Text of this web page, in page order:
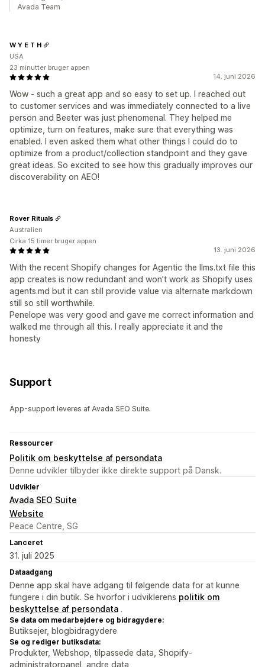
Avada Team
14. juni 2026
Wow - such a great app and so easy to set up. I reached out
to customer services and was immediately connected to a live
person and Beeter was just phenomenal. They helped me
optimize, turn on features, make sure that everything was
enabled. I even asked them what other things I could do to
optimize from a product/collection standpoint and they gave
great ideas. So excited to see how this gradually improves our
discoverability on AEO!
W Y E T H
USA
23 minutter bruger appen
13. juni 2026
With the recent Shopify changes for Agentic the llms.txt file this
app creates is now redundant and won’t work as Shopify uses
agents.md but it can still provide value via alternate markdown
still so still worthwhile.
Penelope was very good and gave me correct information and
walked me through all this. I really appreciate it and the
honesty
Rover Rituals
Australien
Cirka 15 timer bruger appen
Support
App-support leveres af Avada SEO Suite.
Ressourcer
Politik om beskyttelse af persondata
Denne udvikler tilbyder ikke direkte support på Dansk.
Udvikler
Avada SEO Suite
Website
Peace Centre, SG
Lanceret
31. juli 2025
Dataadgang
Denne app skal have adgang til følgende data for at kunne
fungere i din butik. Se hvorfor i udviklerens politik om
beskyttelse af persondata .
Se data om medarbejdere og bidragydere:
Butiksejer, blogbidragydere
Se og rediger butiksdata:
Produkter, Webshop, tilpassede data, Shopify-
administratorpanel, andre data